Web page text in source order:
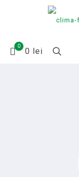
0
0 lei